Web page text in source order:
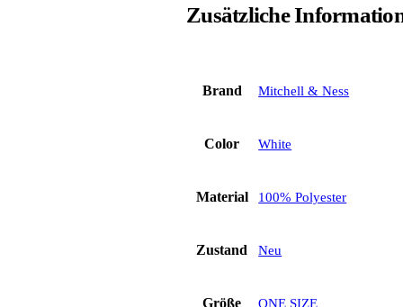
Zusätzliche
Brand Mitchell & Ness
Color White
Material 100% Polyester
Zustand Neu
Größe ONE SIZE